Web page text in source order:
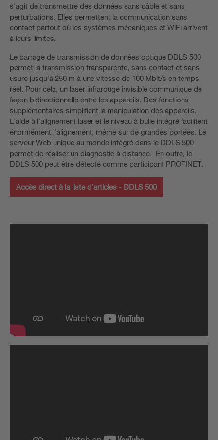
s'agit de transmettre des données sans câble et sans
perturbations. Elles permettent la communication sans
contact partout où les systèmes mécaniques et WiFi arrivent
à leurs limites.
Le barrage de transmission de données optique DDLS 500
permet la transmission transparente, sans contact et sans
usure jusqu'à 250 m à une vitesse de 100 Mbit/s en temps
réel. Pour cela, un laser infrarouge invisible communique de
façon bidirectionnelle entre les appareils. Des fonctions
supplémentaires simplifient la manipulation des appareils.
L'aide à l'alignement laser et le niveau à bulle intégré facilitent
énormément l'alignement, même sur de grandes portées. Le
serveur Web unique au monde intégré dans le DDLS 500
permet de réaliser un diagnostic à distance. En outre, le
DDLS 500 peut être détecté comme participant PROFINET.
Accès direct à la liste d’articles - DDLS 500